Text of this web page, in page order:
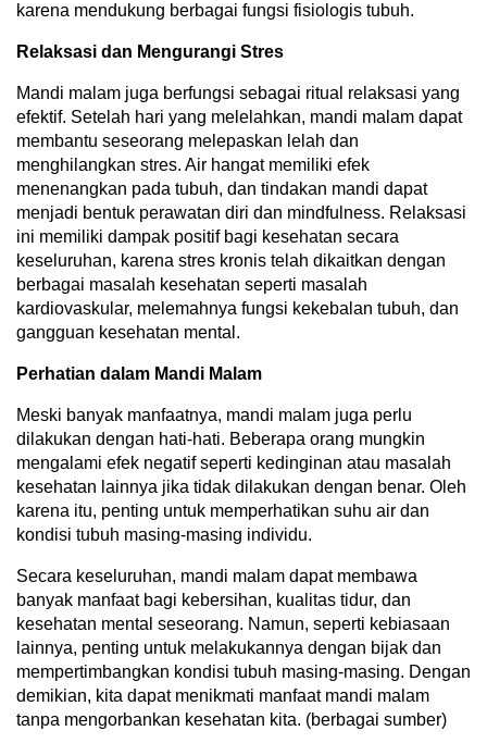
karena mendukung berbagai fungsi fisiologis tubuh.
Relaksasi dan Mengurangi Stres
Mandi malam juga berfungsi sebagai ritual relaksasi yang
efektif. Setelah hari yang melelahkan, mandi malam dapat
membantu seseorang melepaskan lelah dan
menghilangkan stres. Air hangat memiliki efek
menenangkan pada tubuh, dan tindakan mandi dapat
menjadi bentuk perawatan diri dan mindfulness. Relaksasi
ini memiliki dampak positif bagi kesehatan secara
keseluruhan, karena stres kronis telah dikaitkan dengan
berbagai masalah kesehatan seperti masalah
kardiovaskular, melemahnya fungsi kekebalan tubuh, dan
gangguan kesehatan mental.
Perhatian dalam Mandi Malam
Meski banyak manfaatnya, mandi malam juga perlu
dilakukan dengan hati-hati. Beberapa orang mungkin
mengalami efek negatif seperti kedinginan atau masalah
kesehatan lainnya jika tidak dilakukan dengan benar. Oleh
karena itu, penting untuk memperhatikan suhu air dan
kondisi tubuh masing-masing individu.
Secara keseluruhan, mandi malam dapat membawa
banyak manfaat bagi kebersihan, kualitas tidur, dan
kesehatan mental seseorang. Namun, seperti kebiasaan
lainnya, penting untuk melakukannya dengan bijak dan
mempertimbangkan kondisi tubuh masing-masing. Dengan
demikian, kita dapat menikmati manfaat mandi malam
tanpa mengorbankan kesehatan kita. (berbagai sumber)